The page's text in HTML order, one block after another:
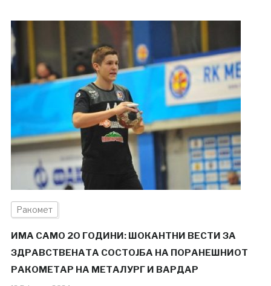
Ракомет
ИМА САМО 2О ГОДИНИ: ШОКАНТНИ ВЕСТИ ЗА
ЗДРАВСТВЕНАТА СОСТОЈБА НА ПОРАНЕШНИОТ
РАКОМЕТАР НА МЕТАЛУРГ И ВАРДАР